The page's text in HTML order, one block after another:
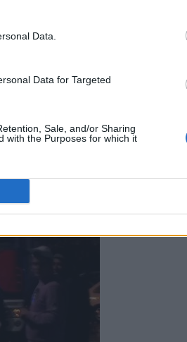
Data.
Data for Targeted
Sale, and/or Sharing
with the Purposes for which it